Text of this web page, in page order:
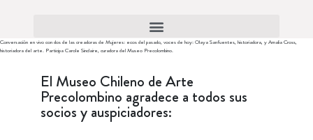
Conversación en vivo con dos de las creadoras de Mujeres: ecos del pasado, voces de hoy: Olaya Sanfuentes, historiadora, y Amalia Cross,
historiadora del arte. Participa Carole Sinclaire, curadora del Museo Precolombino.
El Museo Chileno de Arte
Precolombino agradece a todos sus
socios y auspiciadores: